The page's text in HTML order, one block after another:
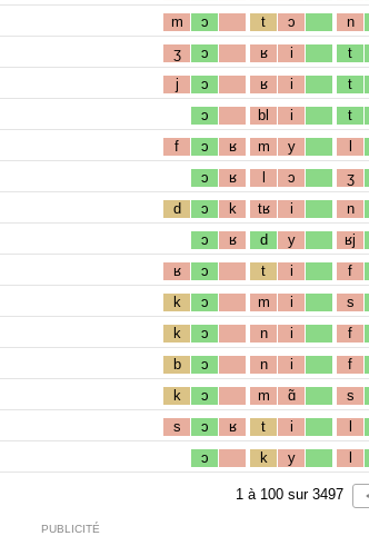
m ɔ t ɔ n
ʒ ɔ ʁ i t
j ɔ ʁ i t
ɔ bl i t
f ɔ ʁ m y l
ɔ ʁ l ɔ ʒ
d ɔ k tʁ i n
ɔ ʁ d y ʁj
ʁ ɔ t i f
k ɔ m i s
k ɔ n i f
b ɔ n i f
k ɔ m ɑ̃ s
s ɔ ʁ t i l
ɔ k y l
1 à 100 sur 3497
PUBLICITÉ